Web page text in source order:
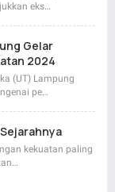
eks…
Gelar
2024
(UT) Lampung
pe…
kekuatan paling